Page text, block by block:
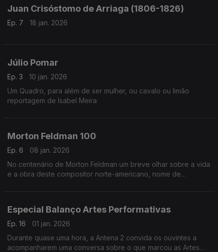
Juan Crisóstomo de Arriaga (1806-1826)
Ep. 7 18 jan. 2026
Júlio Pomar
Ep. 3
10 jan. 2026
Um Quadro, para além de ser mulher, ou cavalo ou limão
reportagem de Isabel Meira
Morton Feldman 100
Ep. 6
08 jan. 2026
No centenário de Morton Feldman um breve olhar sobre a vida
e a obra deste compositor norte-americano, nome de
Especial Balanço Artes Performativas
Ep. 16
01 jan. 2026
Durante quase uma hora, a Antena 2 convida os ouvintes a
acompanharem uma conversa sobre o que marcou as Artes